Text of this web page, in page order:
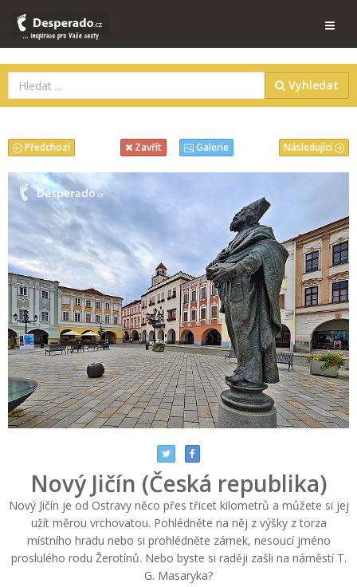
Vyhledat
Následující
Předchozí Zavřít Galerie
Nový Jičín (Česká republika)
Nový Jičín je od Ostravy něco přes třicet kilometrů a můžete si jej
užít měrou vrchovatou. Pohlédněte na něj z výšky z torza
místního hradu nebo si prohlédněte zámek, nesoucí jméno
proslulého rodu Žerotínů. Nebo byste si raději zašli na náměstí T.
G. Masaryka?